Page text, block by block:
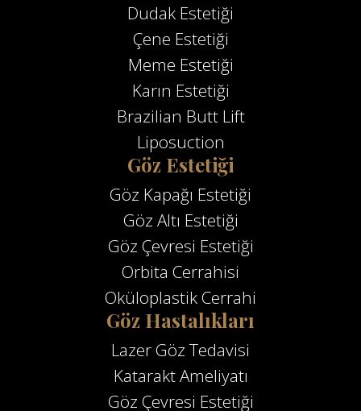
Dudak Estetiği
Çene Estetiği
Meme Estetiği
Karın Estetiği
Brazilian Butt Lift
Liposuction
Göz Estetiği
Göz Kapağı Estetiği
Göz Altı Estetiği
Göz Çevresi Estetiği
Orbita Cerrahisi
Oküloplastik Cerrahi
Göz Hastalıkları
Lazer Göz Tedavisi
Katarakt Ameliyatı
Göz Çevresi Estetiği